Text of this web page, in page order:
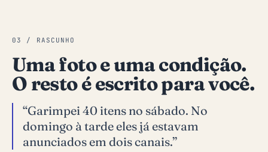
03 / RASCUNHO
Uma foto e uma condição.
O resto é escrito para você.
“Garimpei 40 itens no sábado. No
domingo à tarde eles já estavam
anunciados em dois canais.”